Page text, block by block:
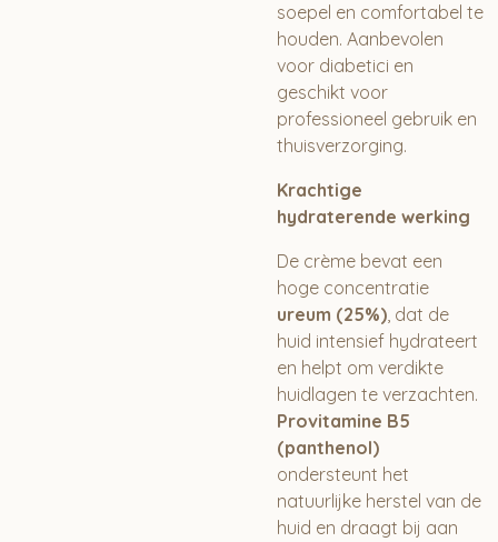
soepel en comfortabel te
houden. Aanbevolen
voor diabetici en
geschikt voor
professioneel gebruik en
thuisverzorging.
Krachtige
hydraterende werking
De crème bevat een
hoge concentratie
ureum (25%), dat de
huid intensief hydrateert
en helpt om verdikte
huidlagen te verzachten.
Provitamine B5
(panthenol)
ondersteunt het
natuurlijke herstel van de
huid en draagt bij aan